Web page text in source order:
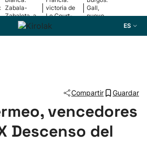
Zabala-
Zabaleta, a
la final
victoria de
Le Court-
Pienaar
Gall,
nuevo
ES
Compartir Guardar
vencedores
Descenso del